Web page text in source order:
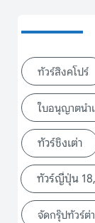
ทัวร์สิงคโปร์
ใบอนุญาตนำ
ทัวร์ชิงเต่า
ทัวร์ญี่ปุ่น
จัดกรุ๊ปทัวร์ต่